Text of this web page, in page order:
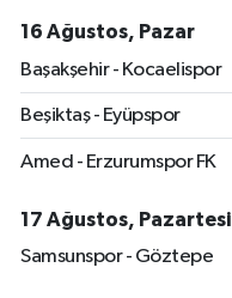
16 Ağustos, Pazar
Başakşehir - Kocaelispor
Beşiktaş - Eyüpspor
Amed - Erzurumspor FK
17 Ağustos, Pazartesi
Samsunspor - Göztepe